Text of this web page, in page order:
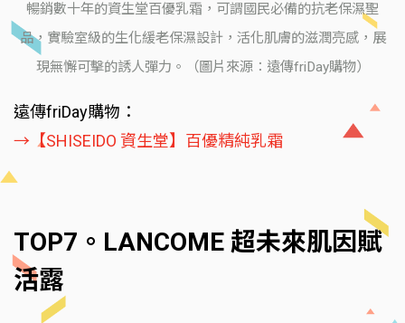
暢銷數十年的資生堂百優乳霜，可謂國民必備的抗老保濕聖
品，實驗室級的生化緩老保濕設計，活化肌膚的滋潤亮感，展
現無懈可擊的誘人彈力。（圖片來源：遠傳friDay購物）
遠傳friDay購物：
→【SHISEIDO 資生堂】百優精純乳霜
TOP7。LANCOME 超未來肌因賦
活露